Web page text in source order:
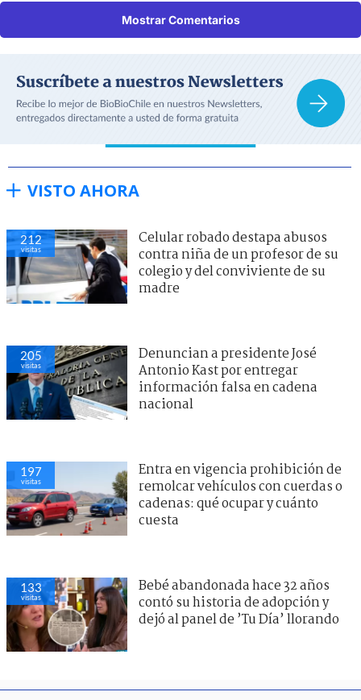
Mostrar Comentarios
VISTO AHORA
212
visitas
Celular robado destapa abusos
contra niña de un profesor de su
colegio y del conviviente de su
madre
205
visitas
Denuncian a presidente José
Antonio Kast por entregar
información falsa en cadena
nacional
197
visitas
Entra en vigencia prohibición de
remolcar vehículos con cuerdas o
cadenas: qué ocupar y cuánto
cuesta
133
visitas
Bebé abandonada hace 32 años
contó su historia de adopción y
dejó al panel de ’Tu Día’ llorando